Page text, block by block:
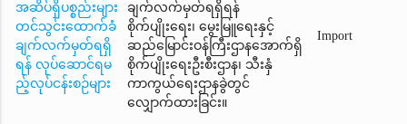
အဆိပ်ရှိပစ္စည်းများ
တင်သွင်းထောက်ခံ
ချက်လက်မှတ်ရရှိ
ရန် လုပ်ဆောင်ရမ
ည့်လုပ်ငန်းစဉ်များ
ချက်လက်မှတ်ရရှိရန်
စိုက်ပျိုးရေး၊ မွေးမြူရေးနှင့်
ဆည်မြောင်းဝန်ကြီးဌာနအောက်ရှိ
စိုက်ပျိုးရေးဦးစီးဌာန၊ သီးနှံ
ကာကွယ်ရေးဌာနခွဲတွင်
လျှောက်ထားခြင်း။
Import